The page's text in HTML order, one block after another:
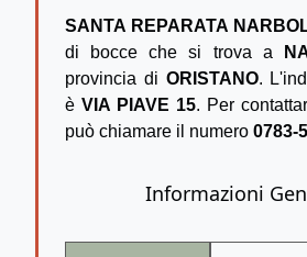
SANTA REPARATA
di bocce che si trova a
provincia di ORISTANO.
è VIA PIAVE 15. Per
può chiamare il numero 0783-
Informazioni